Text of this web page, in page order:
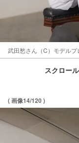
武田愁さん（C）モデルプ
スクロー
( 画像14/120 )